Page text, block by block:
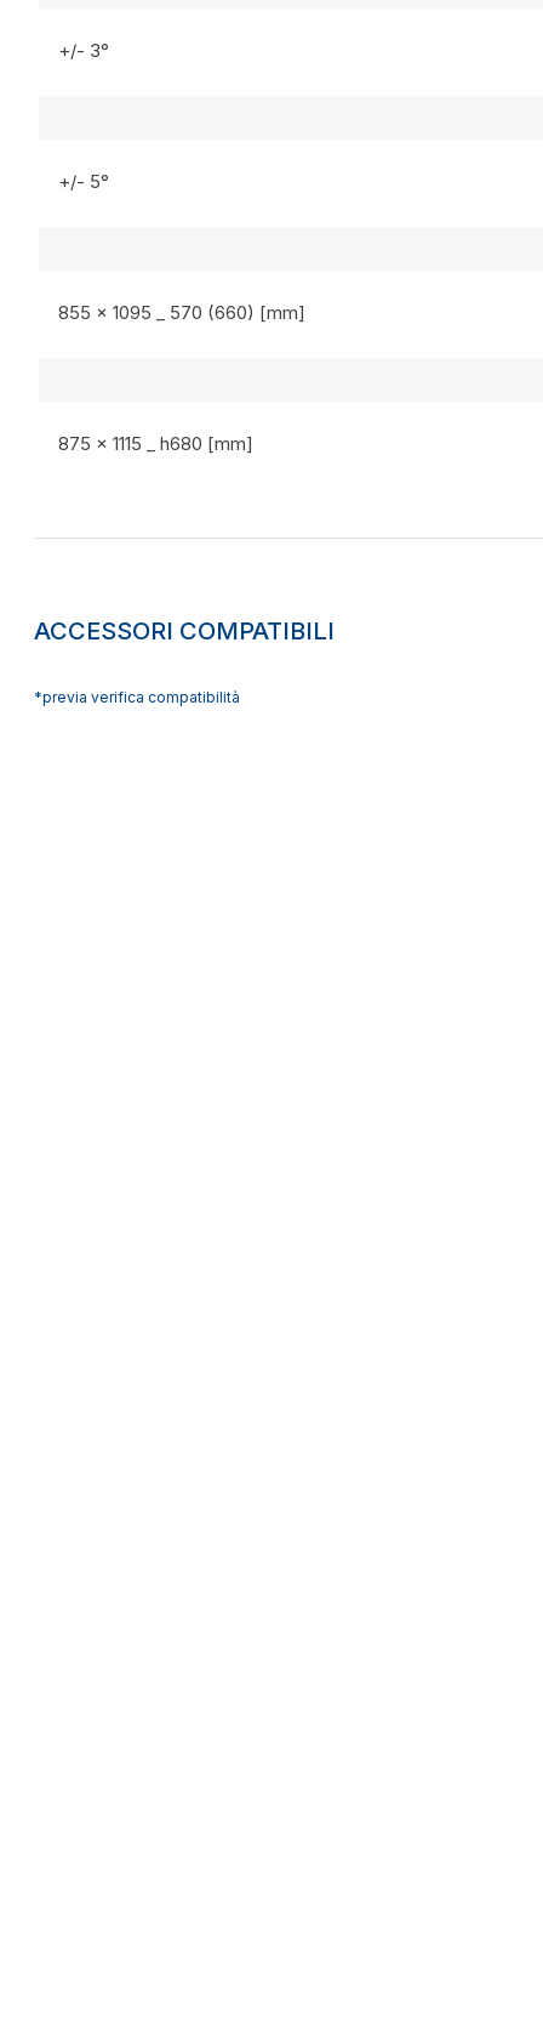
+/- 3°
+/- 5°
855 x 1095 _ 570 (660) [mm]
875 x 1115 _ h680 [mm]
ACCESSORI COMPATIBILI
*previa verifica compatibilità